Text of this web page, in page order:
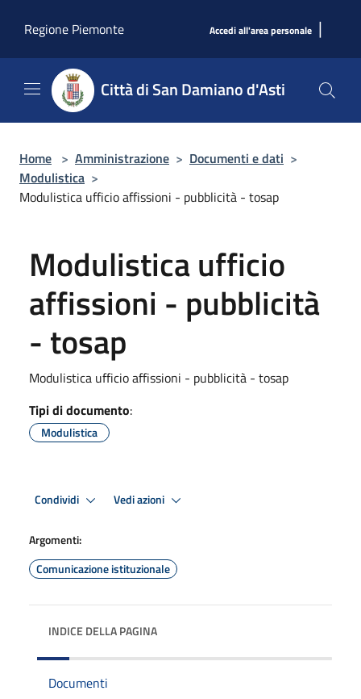
Regione Piemonte
Accedi all'area personale |
Città di San Damiano d'Asti
Home > Amministrazione > Documenti e dati >
Modulistica >
Modulistica ufficio affissioni - pubblicità - tosap
Modulistica ufficio
affissioni - pubblicità
- tosap
Modulistica ufficio affissioni - pubblicità - tosap
Tipi di documento:
Modulistica
Condividi Vedi azioni
Argomenti:
Comunicazione istituzionale
INDICE DELLA PAGINA
Documenti